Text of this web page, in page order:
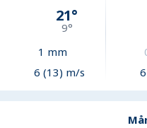
21°
9°
1 mm
6 (13) m/s